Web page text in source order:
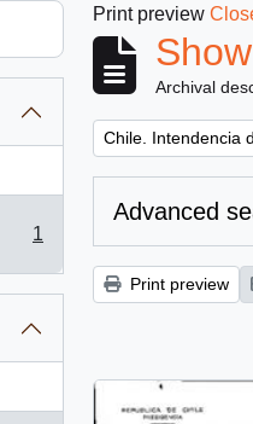
1
Print preview
Archival
Remove filter:
Chile. Intendencia
Advanced
Print preview